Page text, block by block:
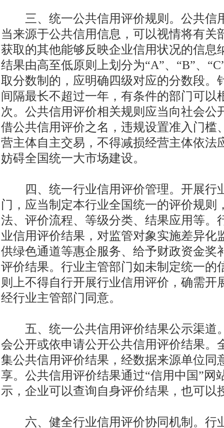
三、统一公共信用评价规则。公共信
当来源于公共信用信息，可以视情将有关
获取的其他能够反映企业信用状况的信息
结果由高至低原则上划分为“A”、“B”、
取分数制的，应明确四级对应的分数段。
间隔最长不超过一年，有条件的部门可以
次。公共信用评价相关规则应当向社会公
借公共信用评价之名，违规设置准入门槛
营主体自主交易，不得减损经营主体依法
妨碍全国统一大市场建设。
四、统一行业信用评价管理。开展行
门，应当制定本行业全国统一的评价规则
法、评价流程、等级分类、结果应用等。
业信用评价结果，对监管对象实施差异化
供绿色通道等惠企服务、给予财政资金奖
评价结果。行业主管部门如未制定统一的
则上不得自行开展行业信用评价，确需开
经行业主管部门同意。
五、统一公共信用评价结果公示渠道
会公开或依申请公开公共信用评价结果。
集公共信用评价结果，经数据来源单位同
享。公共信用评价结果通过“信用中国”网
示，企业可以查询自身评价结果，也可以
六、健全行业信用评价协同机制。行